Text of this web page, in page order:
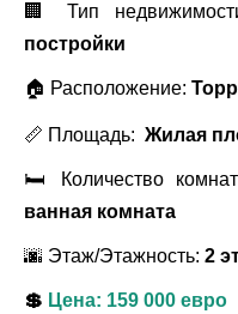
🏢 Тип
постройки
🏠 Расположение:
📏 Площадь: Жилая
🛏 Количество
ванная комната
🌆 Этаж/Этажность: 2
💲 Цена: 159 000 евро